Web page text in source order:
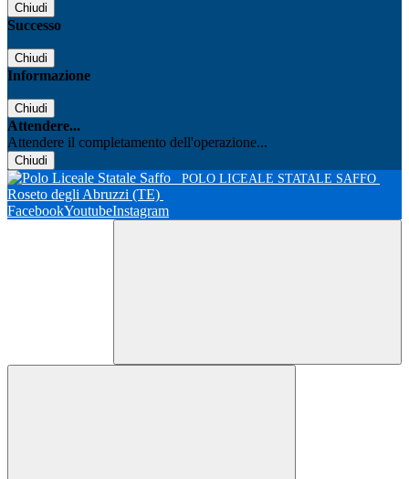
Chiudi
Successo
Chiudi
Informazione
Chiudi
Attendere...
Attendere il completamento dell'operazione...
Chiudi
POLO LICEALE STATALE SAFFO
Roseto degli Abruzzi (TE)
FacebookYoutubeInstagram